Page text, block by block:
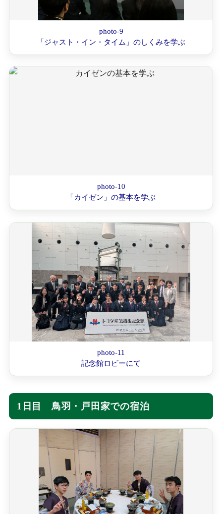
photo-9
「ジャスト・イン・タイム」のしくみを学ぶ
photo-10
「カイゼン」の基本を学ぶ
photo-11
記念館ロビーにて
1日目 鳥羽・戸田家での宿泊